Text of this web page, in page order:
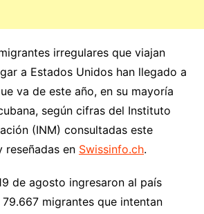
irregulares que viajan
a Estados Unidos han llegado a
va de este año, en su mayoría
según cifras del Instituto
(INM) consultadas este
reseñadas en Swissinfo.ch.
de agosto ingresaron al país
migrantes que intentan